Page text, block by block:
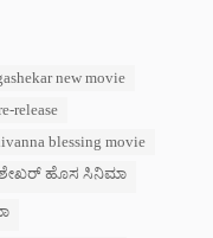
new movie
release
blessing movie
ಹೊಸ ಸಿನಿಮಾ